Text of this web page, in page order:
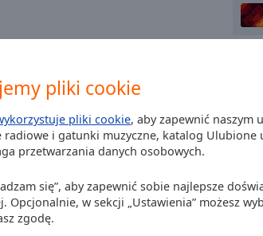
pliki cookie
pliki cookie, aby zapewnić naszym
radiowe i gatunki muzyczne, katalog Ulubione
przetwarzania danych osobowych.
się”, aby zapewnić sobie najlepsze
Opcjonalnie, w sekcji „Ustawienia” możesz
zgodę.
romantic